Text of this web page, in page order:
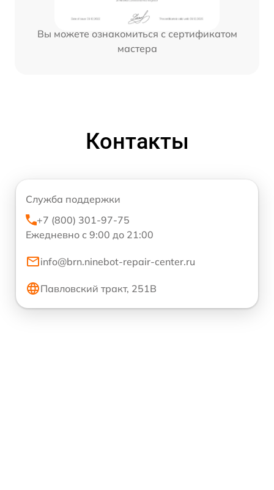
Вы можете ознакомиться с сертификатом
мастера
Контакты
Служба поддержки
+7 (800) 301-97-75
Ежедневно с 9:00 до 21:00
info@brn.ninebot-repair-center.ru
Павловский тракт, 251В